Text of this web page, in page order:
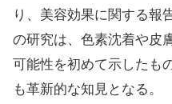
り、美容効果に関する報
の研究は、色素沈着や皮
可能性を初めて示したも
も革新的な知見となる。